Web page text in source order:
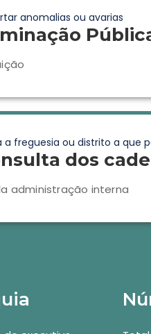
anomalias ou avarias
a freguesia ou distrito a que
dos
administração interna